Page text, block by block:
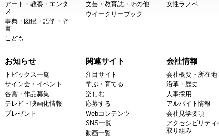
アート・教養・エンタ
メ
事典・図鑑・語学・辞
書
こども
文芸・教育誌・その他
ウイークリーブック
女性ラノベ
お知らせ
トピックス一覧
サイン会・イベント
各賞・作品募集
テレビ・映画化情報
プレゼント
関連サイト
注目サイト
学ぶ・育てる
楽しむ
応募する
Webコンテンツ
SNS一覧
動画一覧
会社情報
会社概要・所在地
沿革・歴史
人事採用
アルバイト情報
会社見学要項
アクセシビリティ
取り組み